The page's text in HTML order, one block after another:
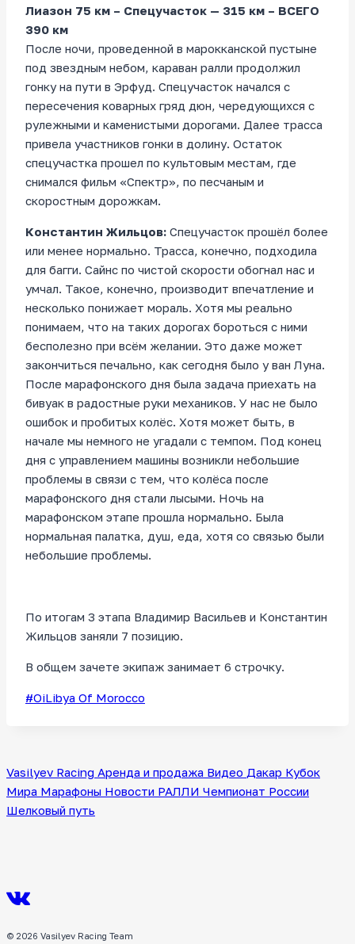
Лиазон 75 км – Спецучасток — 315 км – ВСЕГО
390 км
После ночи, проведенной в марокканской пустыне
под звездным небом, караван ралли продолжил
гонку на пути в Эрфуд. Спецучасток начался с
пересечения коварных гряд дюн, чередующихся с
рулежными и каменистыми дорогами. Далее трасса
привела участников гонки в долину. Остаток
спецучастка прошел по культовым местам, где
снимался фильм «Спектр», по песчаным и
скоростным дорожкам.
Константин Жильцов: Спецучасток прошёл более
или менее нормально. Трасса, конечно, подходила
для багги. Сайнс по чистой скорости обогнал нас и
умчал. Такое, конечно, производит впечатление и
несколько понижает мораль. Хотя мы реально
понимаем, что на таких дорогах бороться с ними
бесполезно при всём желании. Это даже может
закончиться печально, как сегодня было у ван Луна.
После марафонского дня была задача приехать на
бивуак в радостные руки механиков. У нас не было
ошибок и пробитых колёс. Хотя может быть, в
начале мы немного не угадали с темпом. Под конец
дня с управлением машины возникли небольшие
проблемы в связи с тем, что колёса после
марафонского дня стали лысыми. Ночь на
марафонском этапе прошла нормально. Была
нормальная палатка, душ, еда, хотя со связью были
небольшие проблемы.
По итогам 3 этапа Владимир Васильев и Константин
Жильцов заняли 7 позицию.
В общем зачете экипаж занимает 6 строчку.
Метки
#OiLibya Of Morocco
Vasilyev Racing Аренда и продажа Видео Дакар Кубок
Мира Марафоны Новости РАЛЛИ Чемпионат России
Шелковый путь
© 2026 Vasilyev Racing Team